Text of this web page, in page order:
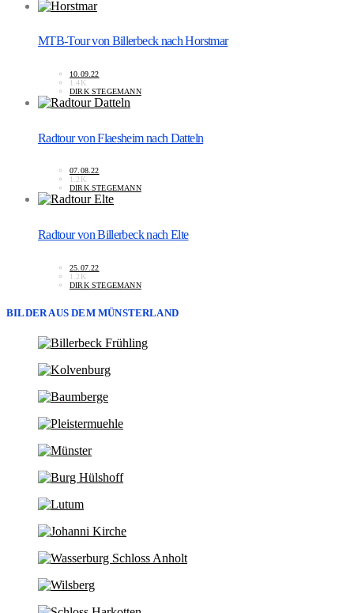
MTB-Tour von Billerbeck nach Horstmar
10.09.22
1.4K
DIRK STEGEMANN
Radtour von Flaesheim nach Datteln
07.08.22
1.2K
DIRK STEGEMANN
Radtour von Billerbeck nach Elte
25.07.22
1.2K
DIRK STEGEMANN
BILDER AUS DEM MÜNSTERLAND